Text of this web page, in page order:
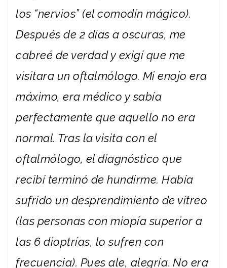
los “nervios” (el comodín mágico).
Después de 2 días a oscuras, me
cabreé de verdad y exigí que me
visitara un oftalmólogo. Mi enojo era
máximo, era médico y sabía
perfectamente que aquello no era
normal. Tras la visita con el
oftalmólogo, el diagnóstico que
recibí terminó de hundirme. Había
sufrido un desprendimiento de vítreo
(las personas con miopía superior a
las 6 dioptrías, lo sufren con
frecuencia). Pues ale, alegría. No era